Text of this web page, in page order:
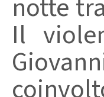
notte
Il